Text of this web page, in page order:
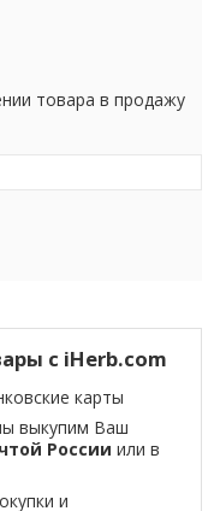
товара в продажу
с iHerb.com
карты
выкупим Ваш
России или в
и